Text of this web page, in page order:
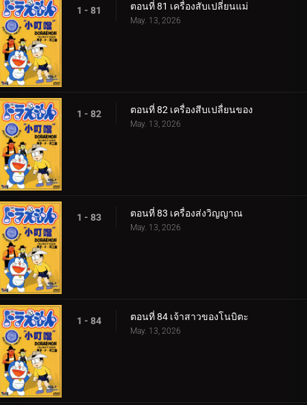
1 - 81 ตอนที่ 81 เครื่องสับเปลี่ยนแม่
May. 13, 2026
1 - 82 ตอนที่ 82 เครื่องสีบเปลื่ยนของ
May. 13, 2026
1 - 83 ตอนที่ 83 เครื่องส่งวิญญาณ
May. 13, 2026
1 - 84 ตอนที่ 84 เจ้าสาวของโนบิตะ
May. 13, 2026